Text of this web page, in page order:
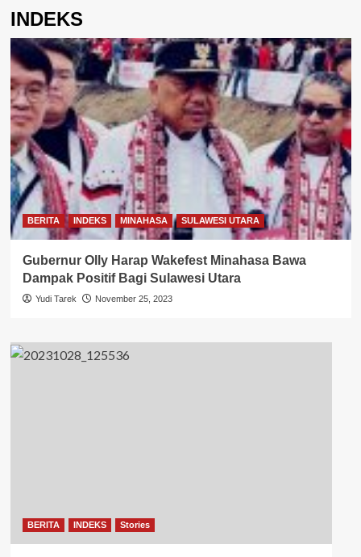
INDEKS
BERITA INDEKS MINAHASA SULAWESI UTARA
Gubernur Olly Harap Wakefest Minahasa Bawa
Dampak Positif Bagi Sulawesi Utara
Yudi Tarek November 25, 2023
BERITA INDEKS Stories